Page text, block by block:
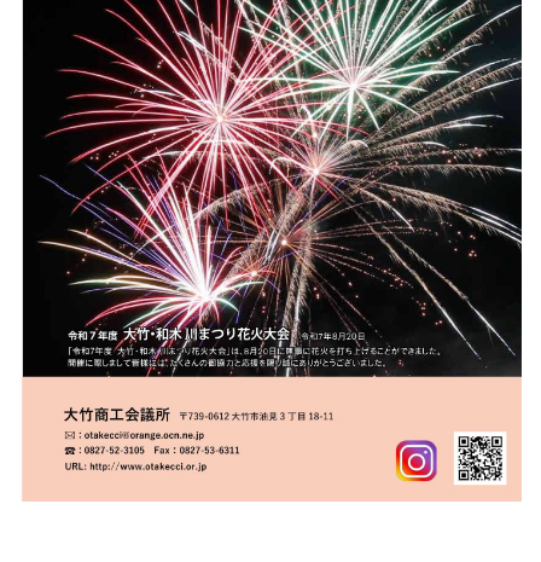
お問い合わせ
☎0827-52-3105
受付時間／平日8:30〜17:15
otakecci@orange.ocn.ne.jp
〒739-0612 広島県大竹市油見3-18-11open_in_newTEL:0827-52-
3105FAX:0827-53-6311
Mail:otakecci@orange.ocn.ne.jp